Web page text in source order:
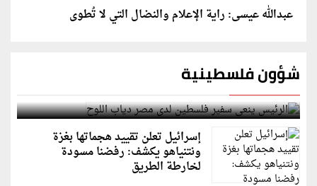
عبدالله عيسى: راية الإعلام والنضال التي لا تُطوى
شؤون فلسطينية
الرئيس ينعى سفير فلسطين لدى مصر دياب اللوح
إسرائيل تعلن تقييد هجماتها بغزة
ونتنياهو يكشف: رفضنا مسودة
لخارطة الطريق